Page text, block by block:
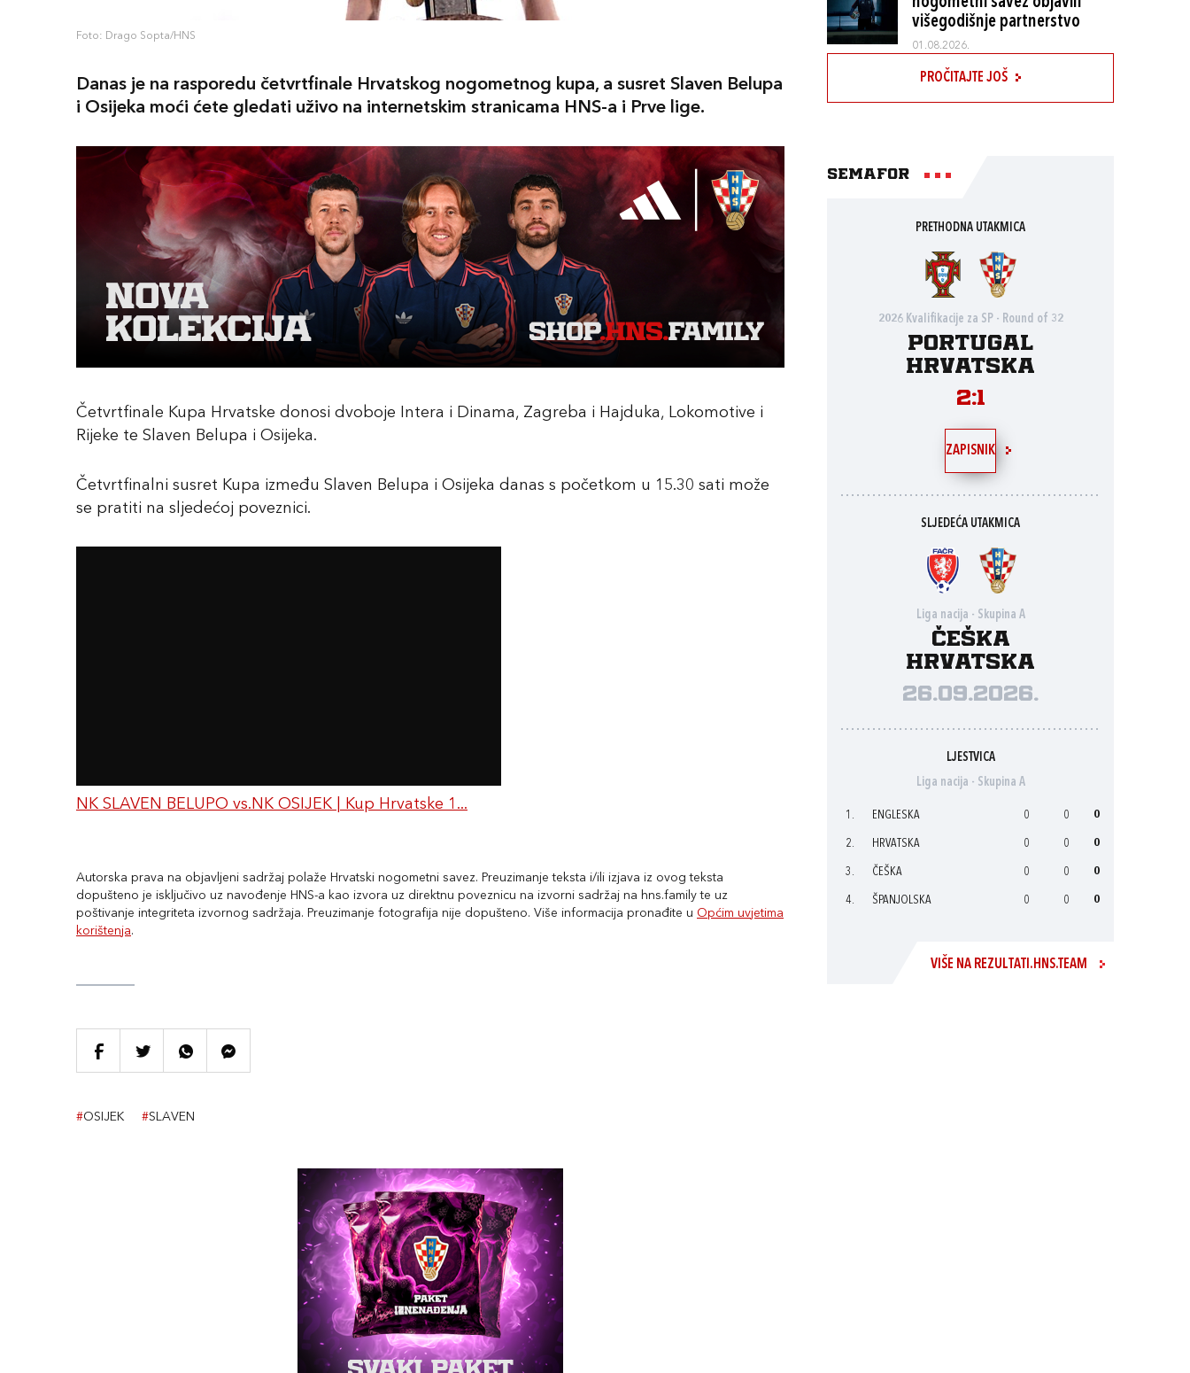
Foto: Drago Sopta/HNS
Danas je na rasporedu četvrtfinale Hrvatskog nogometnog kupa, a susret Slaven Belupa
i Osijeka moći ćete gledati uživo na internetskim stranicama HNS-a i Prve lige.
Četvrtfinale Kupa Hrvatske donosi dvoboje Intera i Dinama, Zagreba i Hajduka, Lokomotive i
Rijeke te Slaven Belupa i Osijeka.
Četvrtfinalni susret Kupa između Slaven Belupa i Osijeka danas s početkom u 15.30 sati može
se pratiti na sljedećoj poveznici.
NK SLAVEN BELUPO vs.NK OSIJEK | Kup Hrvatske 1...
Autorska prava na objavljeni sadržaj polaže Hrvatski nogometni savez. Preuzimanje teksta i/ili izjava iz ovog teksta
dopušteno je isključivo uz navođenje HNS-a kao izvora uz direktnu poveznicu na izvorni sadržaj na hns.family te uz
poštivanje integriteta izvornog sadržaja. Preuzimanje fotografija nije dopušteno. Više informacija pronađite u Općim uvjetima
korištenja.
#OSIJEK #SLAVEN
višegodišnje partnerstvo
01.08.2026.
PROČITAJTE JOŠ
Semafor
PRETHODNA UTAKMICA
2026 Kvalifikacije za SP - Round of 32
Portugal
Hrvatska
2:1
ZAPISNIK
SLJEDEĆA UTAKMICA
Liga nacija - Skupina A
Češka
Hrvatska
26.09.2026.
LJESTVICA
Liga nacija - Skupina A
1. ENGLESKA 0 0 0
2. HRVATSKA 0 0 0
3. ČEŠKA 0 0 0
4. ŠPANJOLSKA 0 0 0
VIŠE NA REZULTATI.HNS.TEAM